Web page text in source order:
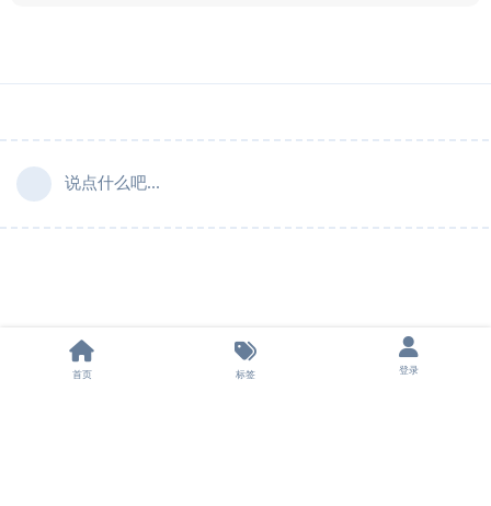
说点什么吧...
首页 标签 登录